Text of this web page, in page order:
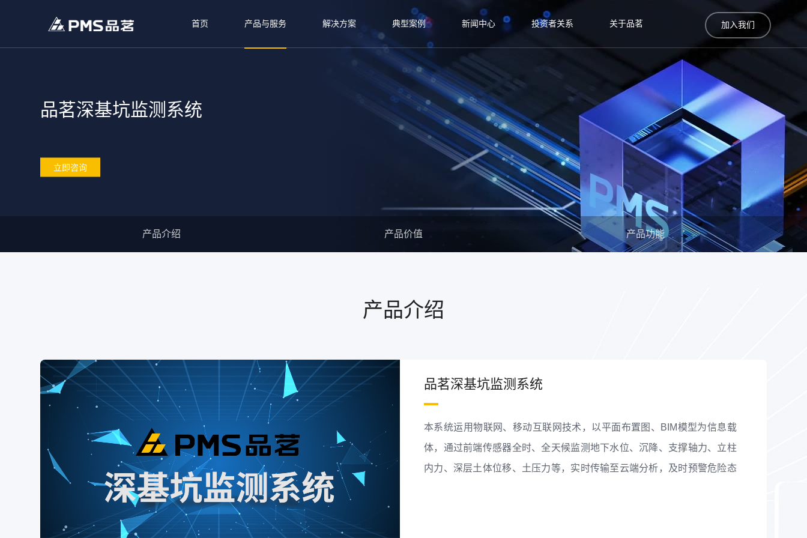
加入我们
首页 产品与服务 解决方案 典型案例 新闻中心 投资者关系 关于品茗
品茗深基坑监测系统
立即咨询
产品介绍 产品价值 产品功能
产品介绍
品茗深基坑监测系统
本系统运用物联网、移动互联网技术，以平面布置图、BIM模型为信息载
体，通过前端传感器全时、全天候监测地下水位、沉降、支撑轴力、立柱
内力、深层土体位移、土压力等，实时传输至云端分析，及时预警危险态